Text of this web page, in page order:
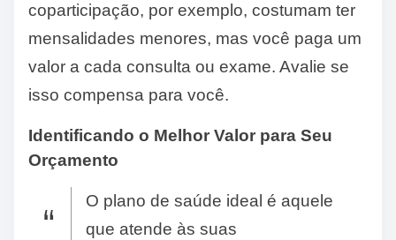
coparticipação, por exemplo, costumam ter
mensalidades menores, mas você paga um
valor a cada consulta ou exame. Avalie se
isso compensa para você.
Identificando o Melhor Valor para Seu
Orçamento
O plano de saúde ideal é aquele
que atende às suas